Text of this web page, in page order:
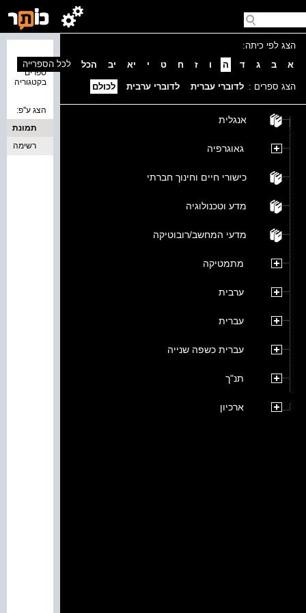
הצג לפי כיתה:
א
ב ג ד ה ו ז ח ט י יא יב הכל
הצג ספרים : לדוברי עברית לדוברי ערבית לכולם
אנגלית
גאוגרפיה
כישורי חיים וחינוך חברתי
מדע וטכנולוגיה
מדעי המחשב/רובוטיקה
מתמטיקה
ערבית
עברית
עברית כשפה שנייה
תנ"ך
ארכיון
ספרים
בקטגוריה
לכל הספרייה
הצג ע''פ:
תמונת
כריכה
רשימה